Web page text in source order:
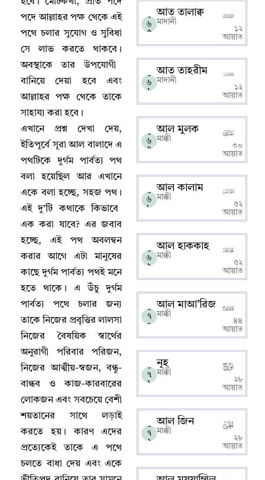
পদে আল্লাহর পক্ষ থেকে এই
পথে চলার সুযোগ ও সুবিধা
সে লাভ করতে থাকবে ।
অবস্থাকে তার উপযোগী
বানিয়ে দেয়া হবে এবং
আল্লাহর পক্ষ থেকে তাকে
সাহায্য করা হবে ।
এখানে প্রশ্ন দেখা দেয়,
ইতিপূর্বে সূরা আল বালাদে এ
পথটিকে দুর্গম পার্বত্য পথ
বলা হয়েছিল আর এখানে
একে বলা হচ্ছে,সহজ পথ ।
এই দু’টি কথাকে কিভাবে
এক করা যাবে?এর জবাব
হচ্ছে,এই পথ অবলম্বন
করার আগে এটা মানুষের
কাছে দুর্গম পার্বত্য পথই মনে
হতে থাকে । এ উঁচু দুর্গম
পার্বত্য পথে চলার জন্য
তাকে নিজের প্রবৃত্তির লালসা
নিজের বৈষয়িক স্বার্থের
অনুরাগী পরিবার পরিজন,
নিজের আত্মীয়-স্বজন,বন্ধু-
বান্ধব ও কাজ-কারবারের
লোকজন এবং সবচেয়ে বেশী
শয়তানের সাথে লড়াই
করতে হয়। কারণ এদের
প্রত্যেকেই তাকে এ পথে
চলতে বাধা দেয় এবং একে
০
৬
৫
আত তালাক্ব
মাদানী
১২
আয়াত
০
৬
৬
আত তাহরীম
মাদানী
১২
আয়াত
০
৬
৭
আল মুলক
মাক্কী
৩০
আয়াত
০
৬
৮
আল কালাম
মাক্কী
৫২
আয়াত
০
৬
৯
আল হাককাহ
মাক্কী
৫২
আয়াত
০
৭
০
আল মাআ’রিজ
মাক্কী
৪৪
আয়াত
০
৭
১
নূহ
মাক্কী
২৮
আয়াত
০
৭
২
আল জিন
মাক্কী
২৮
আয়াত